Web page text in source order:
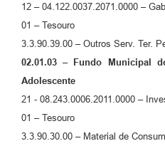
12 – 04.122.0037.2071.0000 –
01 – Tesouro
3.3.90.39.00 – Outros Serv. Ter.
02.01.03 – Fundo Municipal
Adolescente
21 - 08.243.0006.2011.0000 –
01 – Tesouro
3.3.90.30.00 – Material de